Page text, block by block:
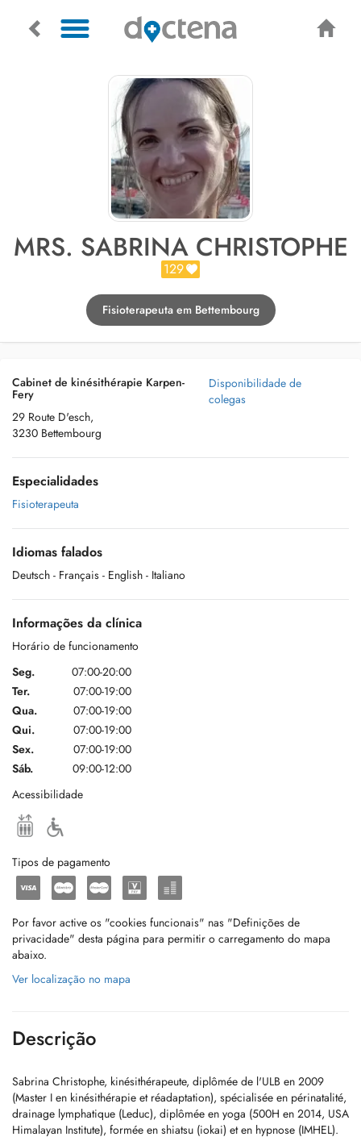
MRS. SABRINA CHRISTOPHE
129
Fisioterapeuta em Bettembourg
Cabinet de kinésithérapie Karpen-
Fery
29 Route D'esch,
3230 Bettembourg
Disponibilidade de
colegas
Especialidades
Fisioterapeuta
Idiomas falados
Deutsch - Français - English - Italiano
Informações da clínica
Horário de funcionamento
Seg.
07:00-20:00
Ter.
07:00-19:00
Qua.
07:00-19:00
Qui.
07:00-19:00
Sex.
07:00-19:00
Sáb.
09:00-12:00
Acessibilidade
Tipos de pagamento
Por favor active os "cookies funcionais" nas "Definições de
privacidade" desta página para permitir o carregamento do mapa
abaixo.
Ver localização no mapa
Descrição
Sabrina Christophe, kinésithérapeute, diplômée de l'ULB en 2009
(Master I en kinésithérapie et réadaptation), spécialisée en périnatalité,
drainage lymphatique (Leduc), diplômée en yoga (500H en 2014, USA
Himalayan Institute), formée en shiatsu (iokai) et en hypnose (IMHEL).